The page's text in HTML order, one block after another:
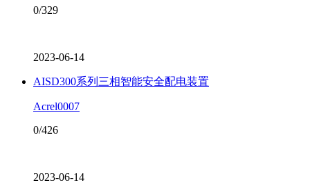
0/329
2023-06-14
AISD300系列三相智能安全配电装置
Acrel0007
0/426
2023-06-14